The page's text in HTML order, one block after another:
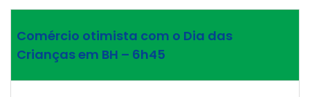
Comércio otimista com o Dia das
Crianças em BH – 6h45